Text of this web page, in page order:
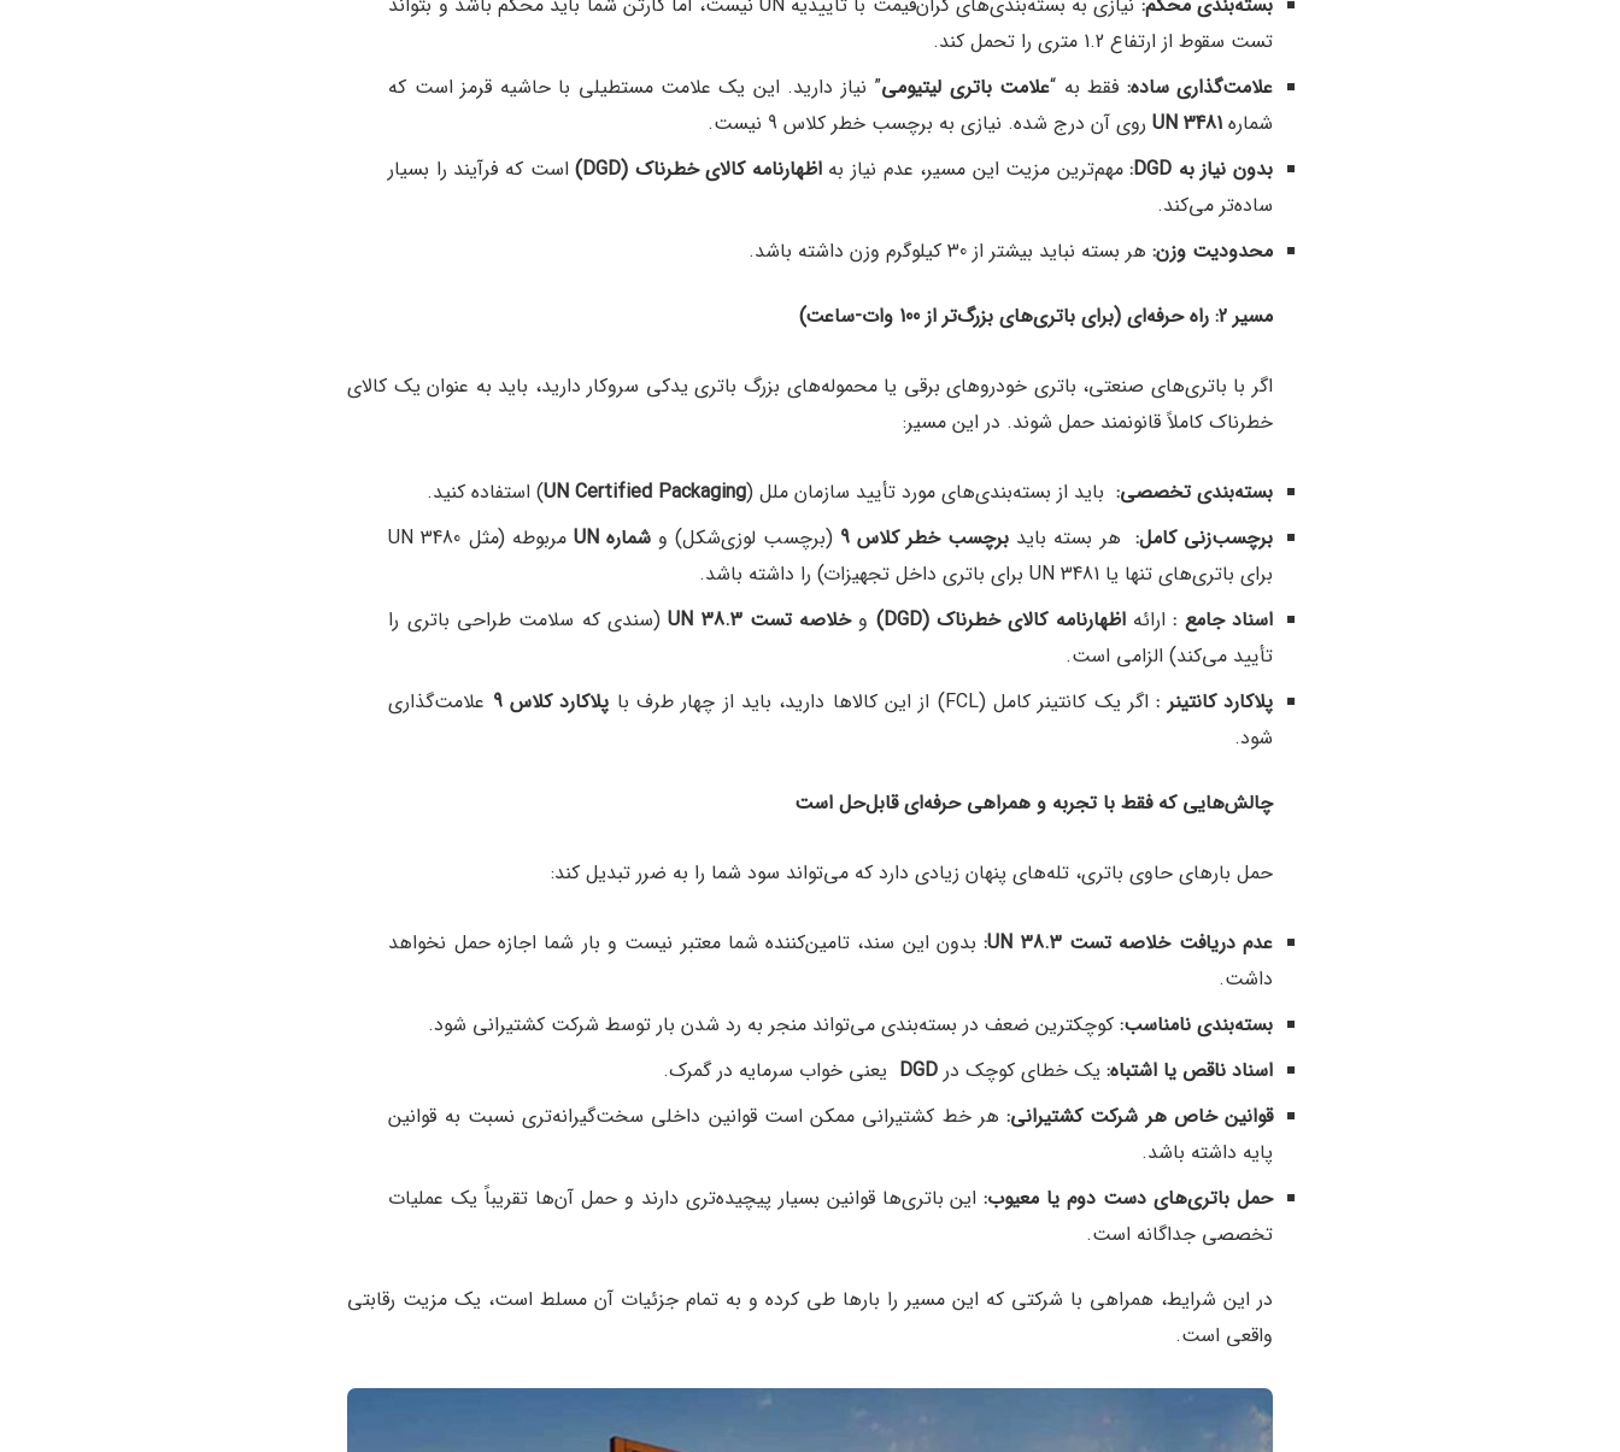
تست سقوط از ارتفاع 1.2 متری را تحمل کند.
علامت‌گذاری ساده: فقط به “علامت باتری لیتیومی” نیاز دارید. این یک علامت مستطیلی با حاشیه قرمز است که
شماره UN 3481 روی آن درج شده. نیازی به برچسب خطر کلاس 9 نیست.
بدون نیاز به
مهم‌ترین مزیت این مسیر، عدم نیاز بهاظهارنامه کالای خطرناک (DGD)
است که فرآیند را بسیار
ساده‌تر می‌کند.
محدودیت وزن: هر بسته نباید بیشتر از 30 کیلوگرم وزن داشته باشد.
مسیر 2: راه حرفه‌ای (برای باتری‌های بزرگ‌تر از 100 وات-ساعت)
اگر با باتری‌های صنعتی، باتری خودروهای برقی یا محموله‌های بزرگ باتری یدکی سروکار دارید، باید به عنوان یک کالای
خطرناک کاملاً قانونمند حمل شوند. در این مسیر:
بسته‌بندی تخصصی: باید از بسته‌بندی‌های مورد تأیید سازمان ملل (UN Certified Packaging) استفاده کنید.
برچسب‌زنی کامل: هر بسته باید برچسب خطر کلاس 9 (برچسب لوزی‌شکل) و شمارهUN
مربوطه (مثل UN 3480
برای باتری‌های تنها یا UN 3481 برای باتری داخل تجهیزات) را داشته باشد.
اسناد جامع :ارائهاظهارنامه کالای خطرناک(DGD) وخلاصه تست UN 38.3
(سندی که سلامت طراحی باتری را
تأیید می‌کند) الزامی است.
پلاکارد کانتینر :اگر یک کانتینر کامل (FCL) از این کالاها دارید، باید از چهار طرف با پلاکارد کلاس 9
علامت‌گذاری
شود.
چالش‌هایی که فقط با تجربه و همراهی حرفه‌ای قابل‌حل است
حمل بارهای حاوی باتری، تله‌های پنهان زیادی دارد که می‌تواند سود شما را به ضرر تبدیل کند:
عدم دریافت خلاصه تست UN 38.3:
بدون این سند، تامین‌کننده شما معتبر نیست و بار شما اجازه حمل نخواهد
داشت.
بسته‌بندی نامناسب: کوچکترین ضعف در بسته‌بندی می‌تواند منجر به رد شدن بار توسط شرکت کشتیرانی شود.
اسناد ناقص یا اشتباه: یک خطای کوچک در DGD یعنی خواب سرمایه در گمرک.
قوانین خاص هر شرکت کشتیرانی:هر خط کشتیرانی ممکن است قوانین داخلی سخت‌گیرانه‌تری نسبت به قوانین
پایه داشته باشد.
حمل باتری‌های دست دوم یا معیوب:این باتری‌ها قوانین بسیار پیچیده‌تری دارند و حمل آن‌ها تقریباً یک عملیات
تخصصی جداگانه است.
در این شرایط، همراهی با شرکتی که این مسیر را بارها طی کرده و به تمام جزئیات آن مسلط است، یک مزیت رقابتی
واقعی است.